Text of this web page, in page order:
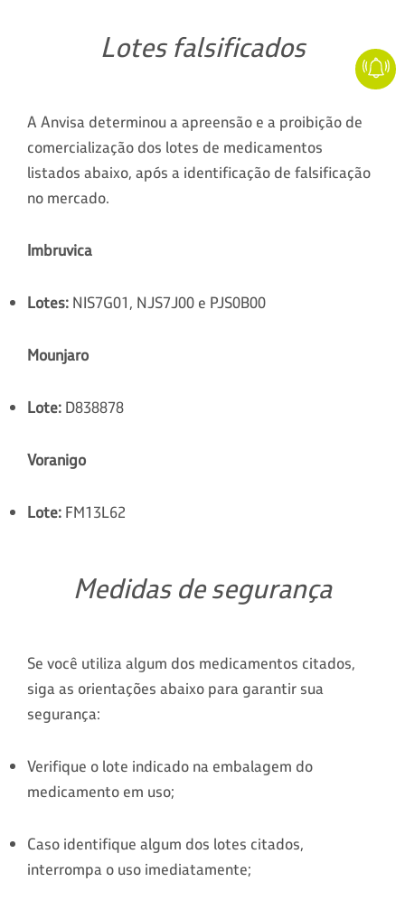
Lotes falsificados
A Anvisa determinou a apreensão e a proibição de
comercialização dos lotes de medicamentos
listados abaixo, após a identificação de falsificação
no mercado.
Imbruvica
Lotes: NIS7G01, NJS7J00 e PJS0B00
Mounjaro
Lote: D838878
Voranigo
Lote: FM13L62
Medidas de segurança
Se você utiliza algum dos medicamentos citados,
siga as orientações abaixo para garantir sua
segurança:
Verifique o lote indicado na embalagem do
medicamento em uso;
Caso identifique algum dos lotes citados,
interrompa o uso imediatamente;